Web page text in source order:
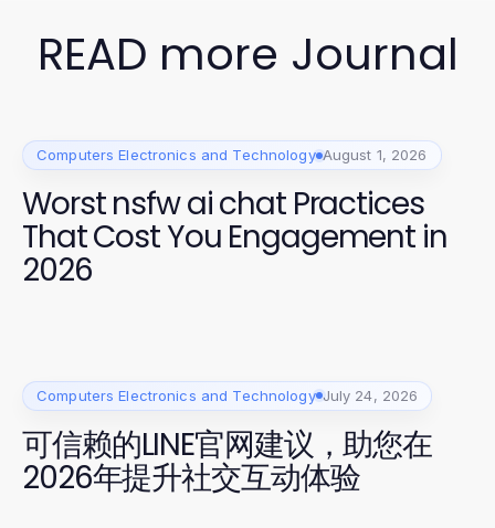
READ more Journal
Computers Electronics and Technology August 1, 2026
Worst nsfw ai chat Practices
That Cost You Engagement in
2026
Computers Electronics and Technology July 24, 2026
可信赖的LINE官网建议，助您在
2026年提升社交互动体验